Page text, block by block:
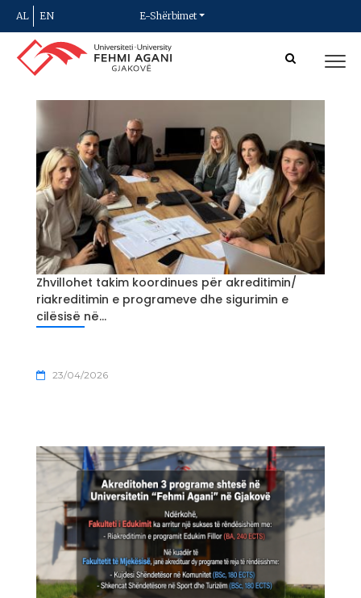
AL EN E-Shërbimet
Zhvillohet takim koordinues për akreditimin/
riakreditimin e programeve dhe sigurimin e
cilësisë në...
23/04/2026